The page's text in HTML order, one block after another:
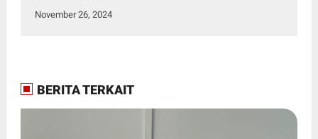
November 26, 2024
BERITA TERKAIT